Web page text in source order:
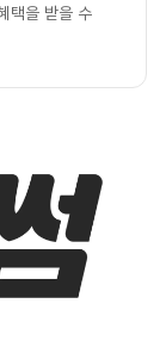
택을 받을 수